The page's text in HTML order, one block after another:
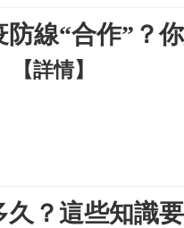
線“合作”？
【詳情】
久？這些知識